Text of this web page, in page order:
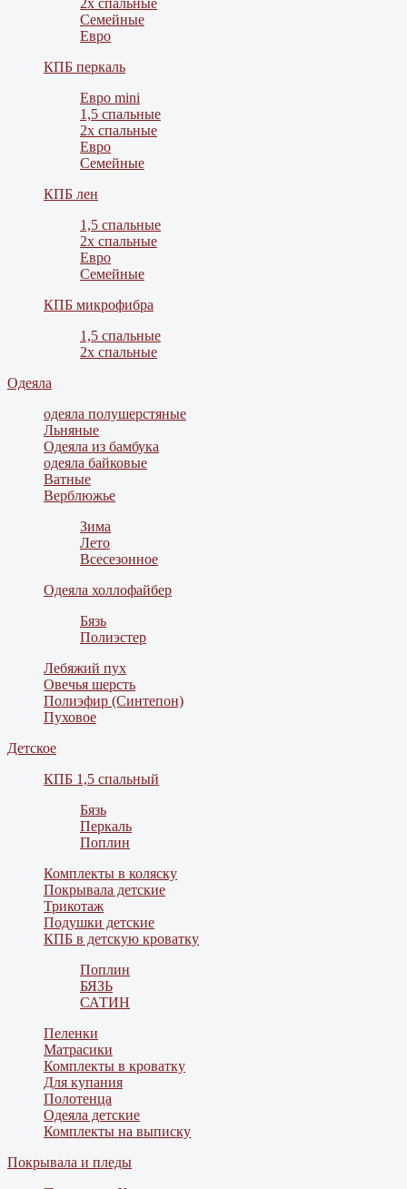
2х спальные
Семейные
Евро
КПБ перкаль
Евро mini
1,5 спальные
2х спальные
Евро
Семейные
КПБ лен
1,5 спальные
2х спальные
Евро
Семейные
КПБ микрофибра
1,5 спальные
2х спальные
Одеяла
одеяла полушерстяные
Льняные
Одеяла из бамбука
одеяла байковые
Ватные
Верблюжье
Зима
Лето
Всесезонное
Одеяла холлофайбер
Бязь
Полиэстер
Лебяжий пух
Овечья шерсть
Полиэфир (Синтепон)
Пуховое
Детское
КПБ 1,5 спальный
Бязь
Перкаль
Поплин
Комплекты в коляску
Покрывала детские
Трикотаж
Подушки детские
КПБ в детскую кроватку
Поплин
БЯЗЬ
САТИН
Пеленки
Матрасики
Комплекты в кроватку
Для купания
Полотенца
Одеяла детские
Комплекты на выписку
Покрывала и пледы